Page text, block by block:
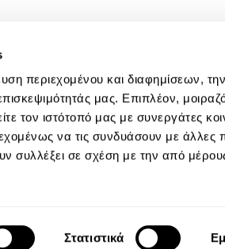
περιεχομένου και διαφημίσεων,
μας. Επιπλέον,
τον ιστότοπό μας με συνεργάτες
να τις συνδυάσουν με άλλες
συλλέξει σε σχέση με την από
Στατιστικά